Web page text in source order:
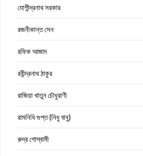
যোগীন্দ্রনাথ সরকার
রজনীকান্ত সেন
রফিক আজাদ
রবীন্দ্রনাথ ঠাকুর
রাজিয়া খাতুন চৌধুরাণী
রামনিধি গুপ্ত (নিধু বাবু)
রুদ্র গোস্বামী